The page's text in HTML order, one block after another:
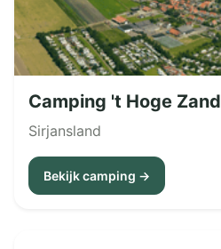
Camping 't Hoge Zand
Sirjansland
Bekijk camping →